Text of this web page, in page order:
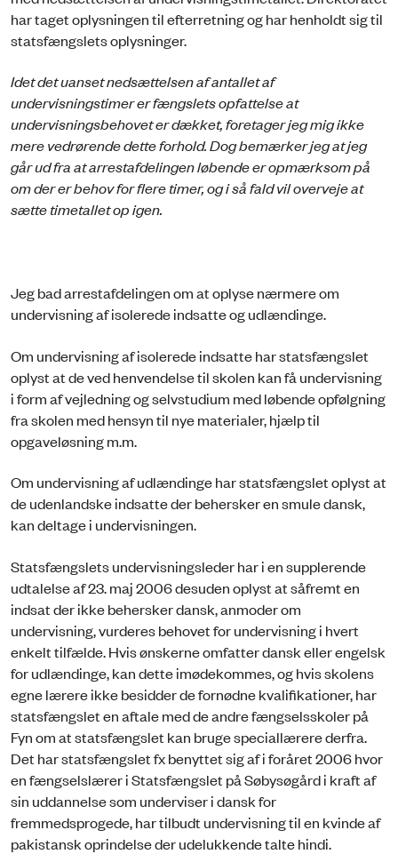
har taget oplysningen til efterretning og har henholdt sig til
statsfængslets oplysninger.
Idet det uanset nedsættelsen af antallet af
undervisningstimer er fængslets opfattelse at
undervisningsbehovet er dækket, foretager jeg mig ikke
mere vedrørende dette forhold. Dog bemærker jeg at jeg
går ud fra at arrestafdelingen løbende er opmærksom på
om der er behov for flere timer, og i så fald vil overveje at
sætte timetallet op igen.
Jeg bad arrestafdelingen om at oplyse nærmere om
undervisning af isolerede indsatte og udlændinge.
Om undervisning af isolerede indsatte har statsfængslet
oplyst at de ved henvendelse til skolen kan få undervisning
i form af vejledning og selvstudium med løbende opfølgning
fra skolen med hensyn til nye materialer, hjælp til
opgaveløsning m.m.
Om undervisning af udlændinge har statsfængslet oplyst at
de udenlandske indsatte der behersker en smule dansk,
kan deltage i undervisningen.
Statsfængslets undervisningsleder har i en supplerende
udtalelse af 23. maj 2006 desuden oplyst at såfremt en
indsat der ikke behersker dansk, anmoder om
undervisning, vurderes behovet for undervisning i hvert
enkelt tilfælde. Hvis ønskerne omfatter dansk eller engelsk
for udlændinge, kan dette imødekommes, og hvis skolens
egne lærere ikke besidder de fornødne kvalifikationer, har
statsfængslet en aftale med de andre fængselsskoler på
Fyn om at statsfængslet kan bruge speciallærere derfra.
Det har statsfængslet fx benyttet sig af i foråret 2006 hvor
en fængselslærer i Statsfængslet på Søbysøgård i kraft af
sin uddannelse som underviser i dansk for
fremmedsprogede, har tilbudt undervisning til en kvinde af
pakistansk oprindelse der udelukkende talte hindi.